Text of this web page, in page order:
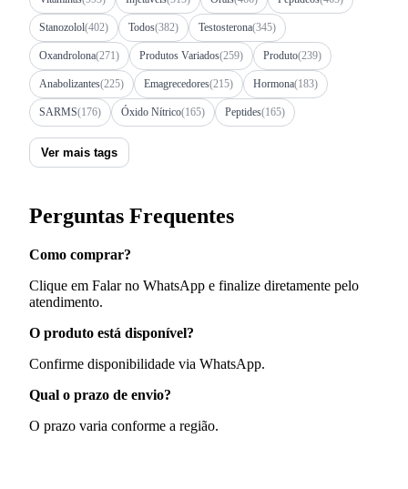
Stanozolol(402) Todos(382) Testosterona(345)
Oxandrolona(271) Produtos Variados(259) Produto(239)
Anabolizantes(225) Emagrecedores(215) Hormona(183)
SARMS(176) Óxido Nítrico(165) Peptides(165)
Ver mais tags
Perguntas Frequentes
Como comprar?
Clique em Falar no WhatsApp e finalize diretamente pelo
atendimento.
O produto está disponível?
Confirme disponibilidade via WhatsApp.
Qual o prazo de envio?
O prazo varia conforme a região.